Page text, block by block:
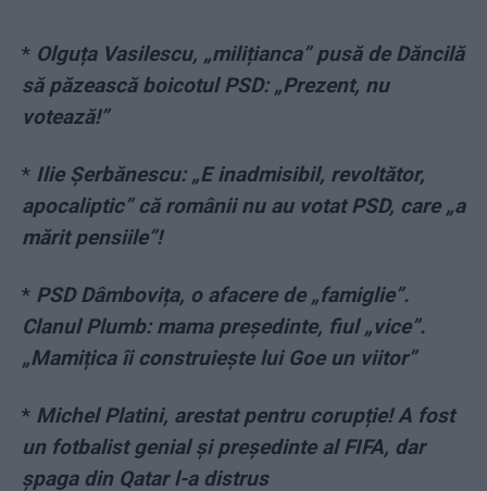
* Olguța Vasilescu, „milițianca” pusă de Dăncilă
să păzească boicotul PSD: „Prezent, nu
votează!”
* Ilie Șerbănescu: „E inadmisibil, revoltător,
apocaliptic” că românii nu au votat PSD, care „a
mărit pensiile”!
* PSD Dâmbovița, o afacere de „famiglie”.
Clanul Plumb: mama președinte, fiul „vice”.
„Mamițica îi construiește lui Goe un viitor”
* Michel Platini, arestat pentru corupție! A fost
un fotbalist genial și președinte al FIFA, dar
șpaga din Qatar l-a distrus